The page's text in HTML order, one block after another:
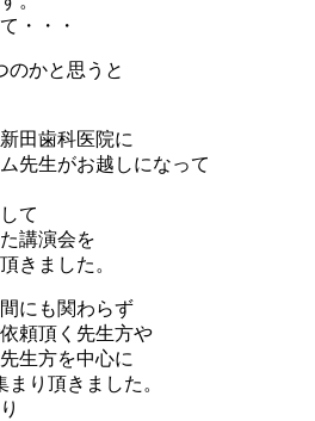
・・・
のかと思うと
田歯科医院に
先生がお越しになって
て
講演会を
きました。
にも関わらず
頼頂く先生方や
生方を中心に
り頂きました。